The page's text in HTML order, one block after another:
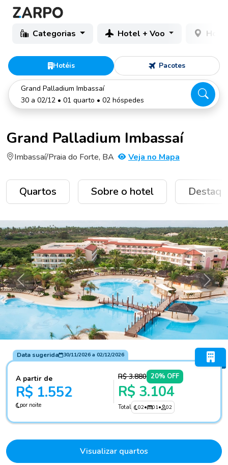
Categorias Hotel + Voo
Hotéis Pacotes
Grand Palladium Imbassaí
30 a 02/12 • 01 quarto • 02 hóspedes
Grand Palladium Imbassaí
Imbassaí/Praia do Forte, BA Veja no Mapa
Quartos Sobre o hotel
Anterior
Data sugerida 30/11/2026a 02/12/2026
A partir de
R$ 1.552
por noite
R$ 3.880 20% OFF
R$ 3.104
Total 02• 01• 02
Visualizar quartos